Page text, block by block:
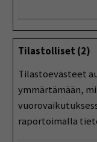
Tilastolliset (2)
Tilastoevästeet
ymmärtämään,
raportoimalla